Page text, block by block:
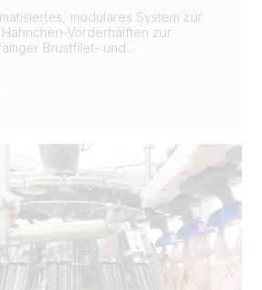
modulares System zur
Vorderhälften zur
Brustfilet- und...